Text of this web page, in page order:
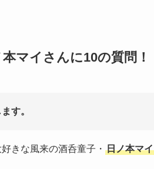
マイさんに10の質問！
す。
きな風来の酒呑童子・ 日ノ本マイ